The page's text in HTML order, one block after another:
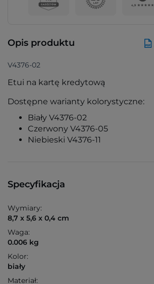
Opis produktu
V4376-02
Etui na kartę kredytową
Dostępne warianty kolorystyczne:
Biały V4376-02
Czerwony V4376-05
Niebieski V4376-11
Specyfikacja
Wymiary:
8,7 x 5,6 x 0,4 cm
Waga:
0.006 kg
Kolor:
biały
Materiał: